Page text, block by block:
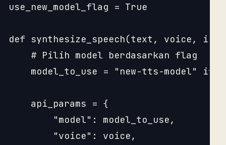
use_new_model_flag = True
def synthesize_speech(text, voice,
    # Pilih model berdasarkan flag
model_to_use = "new-tts-model" if
    api_params = {
        "model": model_to_use,
        "voice": voice,